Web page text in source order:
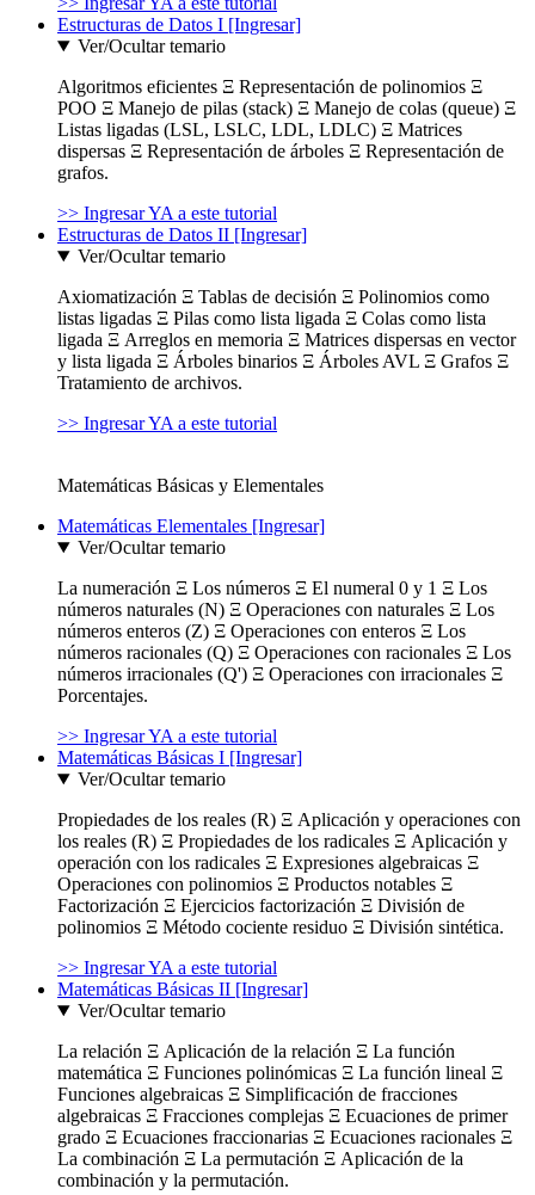
Estructuras de Datos I [Ingresar]
Ver/Ocultar temario
Algoritmos eficientes Ξ Representación de polinomios Ξ
POO Ξ Manejo de pilas (stack) Ξ Manejo de colas (queue) Ξ
Listas ligadas (LSL, LSLC, LDL, LDLC) Ξ Matrices
dispersas Ξ Representación de árboles Ξ Representación de
grafos.
>> Ingresar YA a este tutorial
Estructuras de Datos II [Ingresar]
Ver/Ocultar temario
Axiomatización Ξ Tablas de decisión Ξ Polinomios como
listas ligadas Ξ Pilas como lista ligada Ξ Colas como lista
ligada Ξ Arreglos en memoria Ξ Matrices dispersas en vector
y lista ligada Ξ Árboles binarios Ξ Árboles AVL Ξ Grafos Ξ
Tratamiento de archivos.
>> Ingresar YA a este tutorial
Matemáticas Básicas y Elementales
Matemáticas Elementales [Ingresar]
Ver/Ocultar temario
La numeración Ξ Los números Ξ El numeral 0 y 1 Ξ Los
números naturales (N) Ξ Operaciones con naturales Ξ Los
números enteros (Z) Ξ Operaciones con enteros Ξ Los
números racionales (Q) Ξ Operaciones con racionales Ξ Los
números irracionales (Q') Ξ Operaciones con irracionales Ξ
Porcentajes.
>> Ingresar YA a este tutorial
Matemáticas Básicas I [Ingresar]
Ver/Ocultar temario
Propiedades de los reales (R) Ξ Aplicación y operaciones con
los reales (R) Ξ Propiedades de los radicales Ξ Aplicación y
operación con los radicales Ξ Expresiones algebraicas Ξ
Operaciones con polinomios Ξ Productos notables Ξ
Factorización Ξ Ejercicios factorización Ξ División de
polinomios Ξ Método cociente residuo Ξ División sintética.
>> Ingresar YA a este tutorial
Matemáticas Básicas II [Ingresar]
Ver/Ocultar temario
La relación Ξ Aplicación de la relación Ξ La función
matemática Ξ Funciones polinómicas Ξ La función lineal Ξ
Funciones algebraicas Ξ Simplificación de fracciones
algebraicas Ξ Fracciones complejas Ξ Ecuaciones de primer
grado Ξ Ecuaciones fraccionarias Ξ Ecuaciones racionales Ξ
La combinación Ξ La permutación Ξ Aplicación de la
combinación y la permutación.